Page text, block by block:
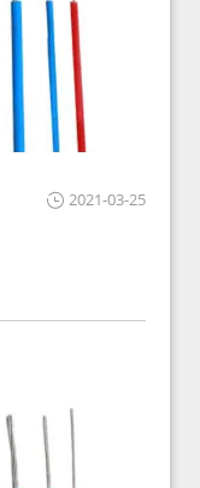
2021-03-25